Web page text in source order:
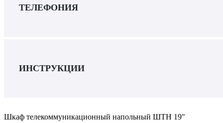
ТЕЛЕФОНИЯ
ИНСТРУКЦИИ
Шкаф телекоммуникационный напольный ШТН 19"